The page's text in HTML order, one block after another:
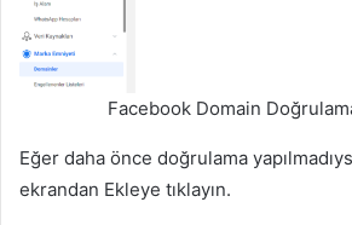
Facebook Domain
Eğer daha önce doğrulama
ekrandan Ekleye tıklayın.